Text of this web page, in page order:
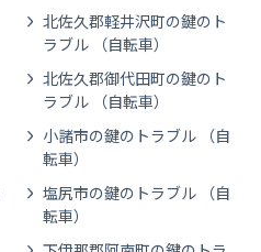
北佐久郡軽井沢町の鍵のト
ラブル （自転車）
北佐久郡御代田町の鍵のト
ラブル （自転車）
小諸市の鍵のトラブル （自
転車）
塩尻市の鍵のトラブル （自
転車）